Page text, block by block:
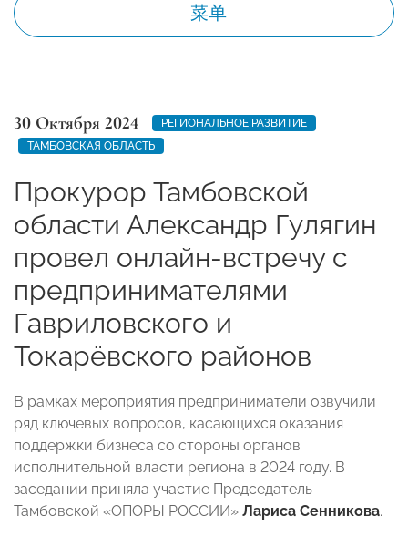
菜单
30 Октября 2024
РЕГИОНАЛЬНОЕ РАЗВИТИЕ
ТАМБОВСКАЯ ОБЛАСТЬ
Прокурор Тамбовской
области Александр Гулягин
провел онлайн-встречу с
предпринимателями
Гавриловского и
Токарёвского районов
В рамках мероприятия предприниматели озвучили
ряд ключевых вопросов, касающихся оказания
поддержки бизнеса со стороны органов
исполнительной власти региона в 2024 году. В
заседании приняла участие Председатель
Тамбовской «ОПОРЫ РОССИИ» Лариса Сенникова.